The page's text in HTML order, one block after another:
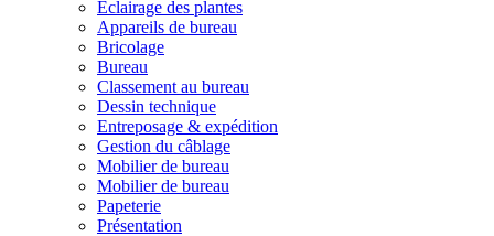
Éclairage des plantes
Appareils de bureau
Bricolage
Bureau
Classement au bureau
Dessin technique
Entreposage & expédition
Gestion du câblage
Mobilier de bureau
Mobilier de bureau
Papeterie
Présentation